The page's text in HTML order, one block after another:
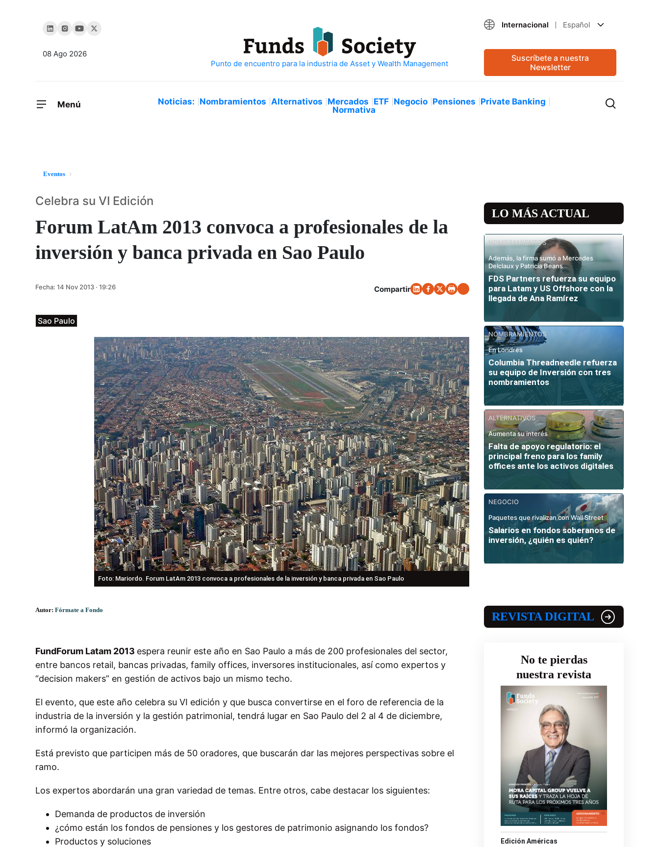
08 Ago 2026
Internacional Español
Suscríbete a nuestra
Newsletter
Menú Noticias: Nombramientos Alternativos Mercados ETF Negocio Pensiones Private Banking
Normativa
Eventos
Forum LatAm 2013 convoca a profesionales de la
inversión y banca privada en Sao Paulo
Celebra su VI Edición
Fecha: 14 Nov 2013 · 19:26 Compartir
Sao Paulo
Foto: Mariordo. Forum LatAm 2013 convoca a profesionales de la inversión y banca privada en Sao Paulo
Autor: Fórmate a Fondo
FundForum Latam 2013 espera reunir este año en Sao Paulo a más de 200 profesionales del sector,
entre bancos retail, bancas privadas, family offices, inversores institucionales, así como expertos y
“decision makers” en gestión de activos bajo un mismo techo.
El evento, que este año celebra su VI edición y que busca convertirse en el foro de referencia de la
industria de la inversión y la gestión patrimonial, tendrá lugar en Sao Paulo del 2 al 4 de diciembre,
informó la organización.
Está previsto que participen más de 50 oradores, que buscarán dar las mejores perspectivas sobre el
ramo.
Los expertos abordarán una gran variedad de temas. Entre otros, cabe destacar los siguientes:
Demanda de productos de inversión
¿cómo están los fondos de pensiones y los gestores de patrimonio asignando los fondos?
Productos y soluciones
LO MÁS ACTUAL
NOMBRAMIENTOS
Además, la firma sumó a Mercedes
Delclaux y Patricia Beans
FDS Partners refuerza su equipo
para Latam y US Offshore con la
llegada de Ana Ramírez
NOMBRAMIENTOS
En Londres
Columbia Threadneedle refuerza
su equipo de Inversión con tres
nombramientos
ALTERNATIVOS
Aumenta su interés
Falta de apoyo regulatorio: el
principal freno para los family
offices ante los activos digitales
NEGOCIO
Paquetes que rivalizan con Wall Street
Salarios en fondos soberanos de
inversión, ¿quién es quién?
REVISTA DIGITAL
No te pierdas
nuestra revista
Edición Américas